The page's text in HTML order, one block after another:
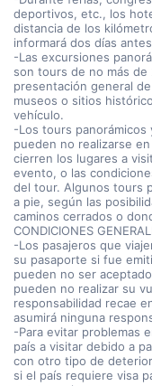
deportivos, etc., los
distancia de los
informará dos días
-Las excursiones
son tours de no más
presentación general
museos o sitios
vehículo.
-Los tours
pueden no realizarse
cierren los lugares a
evento, o las
del tour. Algunos tours
a pie, según las
caminos cerrados o
CONDICIONES
-Los pasajeros que
su pasaporte si fue
pueden no ser
pueden no realizar su
responsabilidad recae
asumirá ninguna
-Para evitar problemas
país a visitar debido a
con otro tipo de
si el país requiere visa